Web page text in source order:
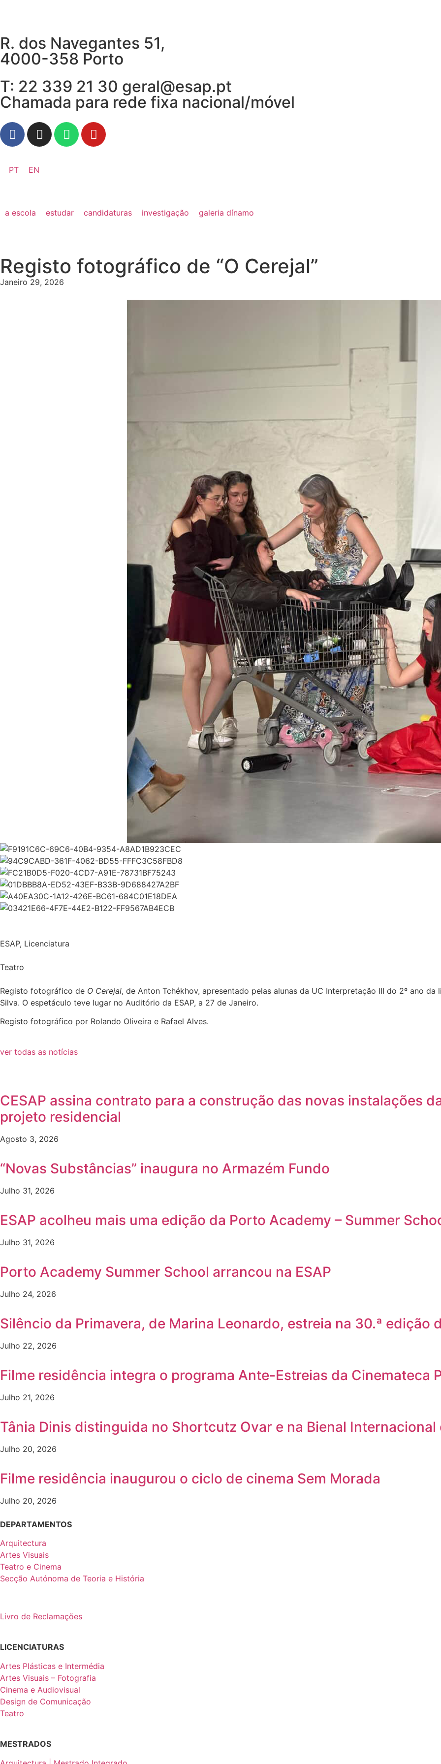
R. dos Navegantes 51,
4000-358 Porto
T: 22 339 21 30 geral@esap.pt
Chamada para rede fixa nacional/móvel
PT EN
a escola estudar candidaturas investigação galeria dínamo
Registo fotográfico de “O Cerejal”
Janeiro 29, 2026
ESAP, Licenciatura
Teatro
Registo fotográfico de O Cerejal, de Anton Tchékhov, apresentado pelas alunas da UC Interpretação III do 2º ano
Silva. O espetáculo teve lugar no Auditório da ESAP, a 27 de Janeiro.
Registo fotográfico por Rolando Oliveira e Rafael Alves.
ver todas as notícias
CESAP assina contrato para a construção das novas instalações
projeto residencial
Agosto 3, 2026
“Novas Substâncias” inaugura no Armazém Fundo
Julho 31, 2026
ESAP acolheu mais uma edição da Porto Academy – Summer
Julho 31, 2026
Porto Academy Summer School arrancou na ESAP
Julho 24, 2026
Silêncio da Primavera, de Marina Leonardo, estreia na 30.ª edição
Julho 22, 2026
Filme residência integra o programa Ante-Estreias da Cinemateca
Julho 21, 2026
Tânia Dinis distinguida no Shortcutz Ovar e na Bienal
Julho 20, 2026
Filme residência inaugurou o ciclo de cinema Sem Morada
Julho 20, 2026
DEPARTAMENTOS
Arquitectura
Artes Visuais
Teatro e Cinema
Secção Autónoma de Teoria e História
Livro de Reclamações
LICENCIATURAS
Artes Plásticas e Intermédia
Artes Visuais – Fotografia
Cinema e Audiovisual
Design de Comunicação
Teatro
MESTRADOS